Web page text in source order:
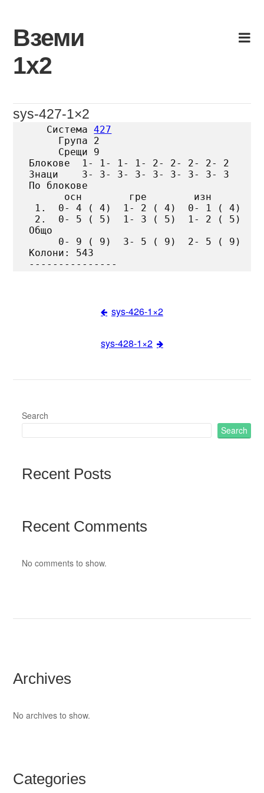
content
Вземи
1х2
sys-427-1×2
   Система
427
     Група 2
     Срещи 9
Блокове  1- 1- 1- 1- 2- 2- 2- 2- 2
Знаци    3- 3- 3- 3- 3- 3- 3- 3- 3
По блокове
      осн        гре        изн
1.  0- 4 ( 4)  1- 2 ( 4)  0- 1 ( 4)
2.  0- 5 ( 5)  1- 3 ( 5)  1- 2 ( 5)
Общо
     0- 9 ( 9)  3- 5 ( 9)  2- 5 ( 9)
Колони: 543
sys-426-1×2
sys-428-1×2
Search
Search
Recent Posts
Recent Comments
No comments to show.
Archives
No archives to show.
Categories